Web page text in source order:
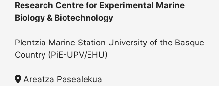
Research Centre for Experimental Marine
Biology & Biotechnology
Plentzia Marine Station University of the Basque
Country (PiE-UPV/EHU)
Areatza Pasealekua